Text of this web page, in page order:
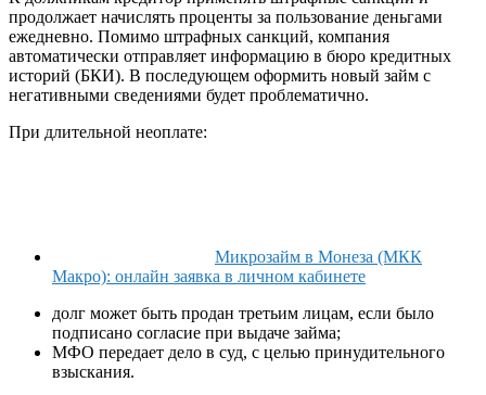
продолжает начислять проценты за пользование деньгами
ежедневно. Помимо штрафных санкций, компания
автоматически отправляет информацию в бюро кредитных
историй (БКИ). В последующем оформить новый займ с
негативными сведениями будет проблематично.
При длительной неоплате:
Микрозайм в Монеза (МКК
Макро): онлайн заявка в личном кабинете
долг может быть продан третьим лицам, если было
подписано согласие при выдаче займа;
МФО передает дело в суд, с целью принудительного
взыскания.